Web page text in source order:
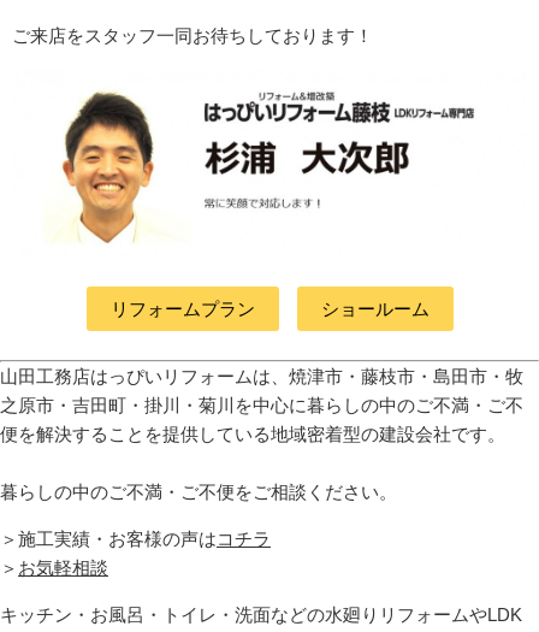
ご来店をスタッフ一同お待ちしております！
リフォームプラン ショールーム
山田工務店はっぴいリフォームは、焼津市・藤枝市・島田市・牧
之原市・吉田町 ・掛川・菊川 を中心に暮らしの中のご不満・ご不
便を解決することを提供している地域密着型の建設会社です。
暮らしの中のご不満・ご不便をご相談ください。
＞施工実績・お客様の声はコチラ
＞ お気軽相談
キッチン・お風呂・トイレ・洗面などの水廻りリフォームやLDK